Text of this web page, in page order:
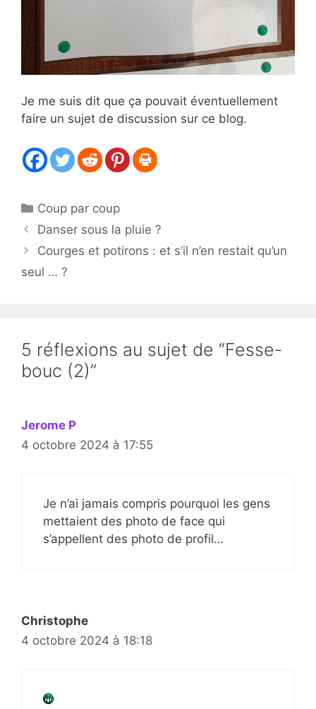
Je me suis dit que ça pouvait éventuellement
faire un sujet de discussion sur ce blog.
Catégories
Coup par coup
Danser sous la pluie ?
Courges et potirons : et s’il n’en restait qu’un
seul … ?
5 réflexions au sujet de “Fesse-
bouc (2)”
Jerome P
4 octobre 2024 à 17:55
Je n’ai jamais compris pourquoi les gens
mettaient des photo de face qui
s’appellent des photo de profil…
Christophe
4 octobre 2024 à 18:18